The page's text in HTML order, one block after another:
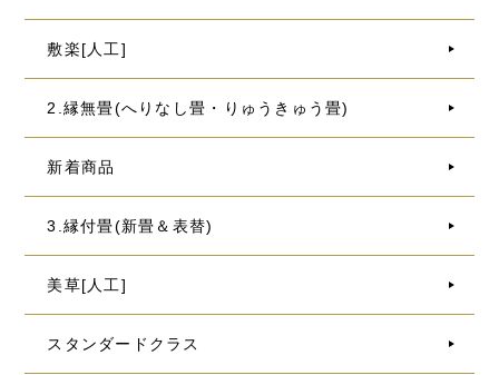
敷楽[人工]
2.縁無畳(へりなし畳・りゅうきゅう畳)
新着商品
3.縁付畳(新畳＆表替)
美草[人工]
スタンダードクラス